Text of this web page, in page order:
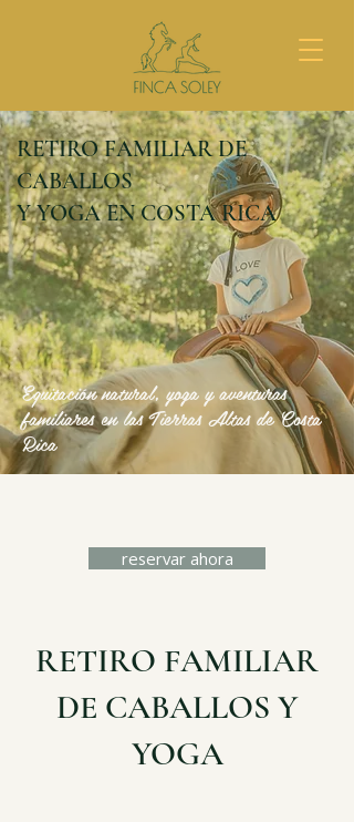
RETIRO FAMILIAR DE
CABALLOS
Y YOGA EN COSTA RICA
Equitación natural, yoga y aventuras
familiares en las Tierras Altas de Costa
Rica
reservar ahora
RETIRO FAMILIAR
DE CABALLOS Y
YOGA